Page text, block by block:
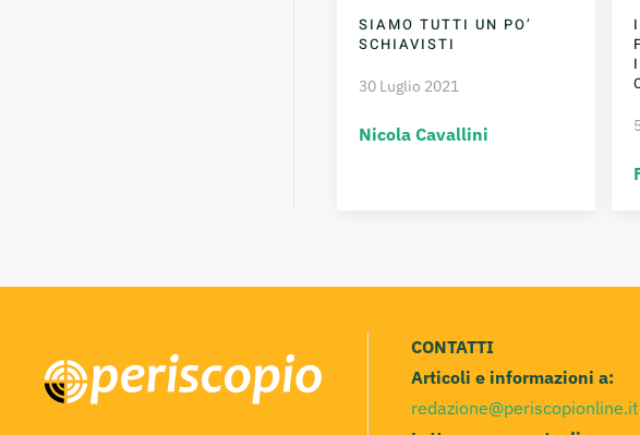
SIAMO TUTTI UN PO’
SCHIAVISTI
30 Luglio 2021
Nicola Cavallini
CONTATTI
Articoli e informazioni a:
redazione@periscopionline.it